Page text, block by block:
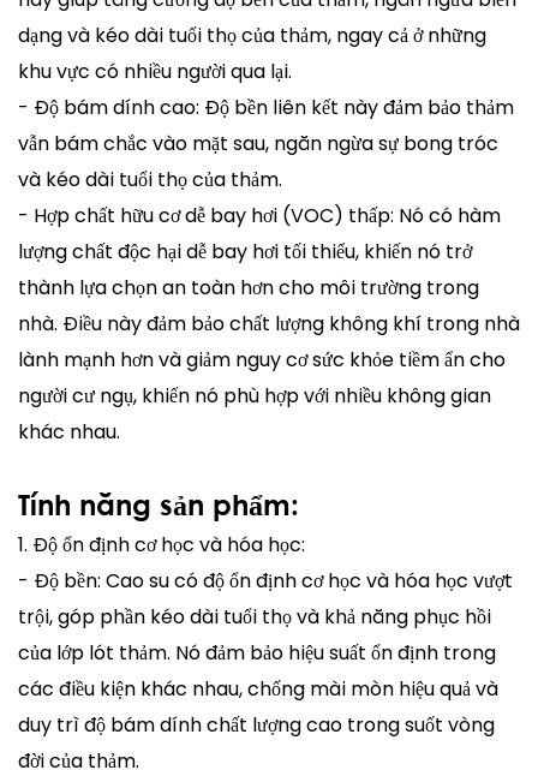
dạng và kéo dài tuổi thọ của thảm, ngay cả ở những
khu vực có nhiều người qua lại.
- Độ bám dính cao: Độ bền liên kết này đảm bảo thảm
vẫn bám chắc vào mặt sau, ngăn ngừa sự bong tróc
và kéo dài tuổi thọ của thảm.
- Hợp chất hữu cơ dễ bay hơi (VOC) thấp: Nó có hàm
lượng chất độc hại dễ bay hơi tối thiểu, khiến nó trở
thành lựa chọn an toàn hơn cho môi trường trong
nhà. Điều này đảm bảo chất lượng không khí trong nhà
lành mạnh hơn và giảm nguy cơ sức khỏe tiềm ẩn cho
người cư ngụ, khiến nó phù hợp với nhiều không gian
khác nhau.
Tính năng sản phẩm:
1. Độ ổn định cơ học và hóa học:
- Độ bền: Cao su có độ ổn định cơ học và hóa học vượt
trội, góp phần kéo dài tuổi thọ và khả năng phục hồi
của lớp lót thảm. Nó đảm bảo hiệu suất ổn định trong
các điều kiện khác nhau, chống mài mòn hiệu quả và
duy trì độ bám dính chất lượng cao trong suốt vòng
đời của thảm.